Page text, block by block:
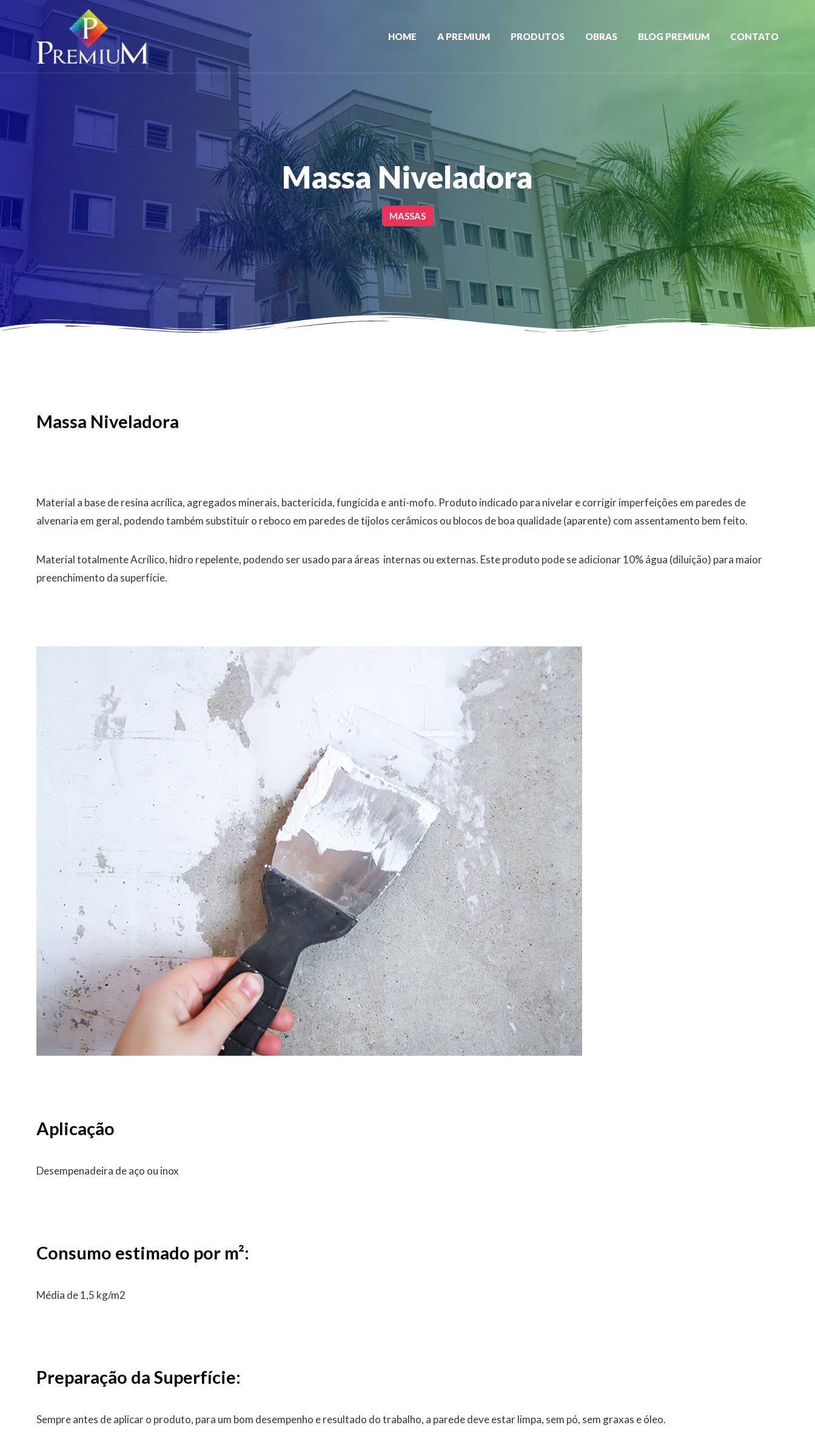
HOME A PREMIUM PRODUTOS OBRAS BLOG PREMIUM CONTATO
Massa Niveladora
MASSAS
Massa Niveladora
Material a base de resina acrílica, agregados minerais, bactericida, fungicida e anti-mofo. Produto indicado para nivelar e corrigir imperfeições em paredes de
alvenaria em geral, podendo também substituir o reboco em paredes de tijolos cerâmicos ou blocos de boa qualidade (aparente) com assentamento bem feito.
Material totalmente Acrílico, hidro repelente, podendo ser usado para áreas internas ou externas. Este produto pode se adicionar 10% água (diluição) para maior
preenchimento da superfície.
Aplicação
Desempenadeira de aço ou inox
Consumo estimado por m²:
Média de 1,5 kg/m2
Preparação da Superfície:
Sempre antes de aplicar o produto, para um bom desempenho e resultado do trabalho, a parede deve estar limpa, sem pó, sem graxas e óleo.